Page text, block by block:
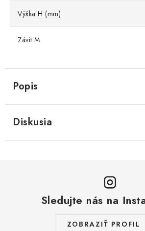
Popis
Výška H (mm)
Závit M
Diskusia
Sledujte nás na
ZOBRAZIŤ PROFIL